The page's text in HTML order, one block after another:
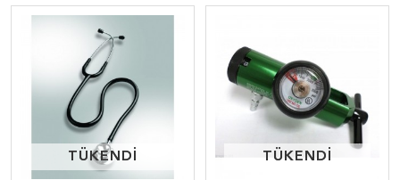
TÜKENDİ
TÜKENDİ TÜKENDİ
TÜKENDİ